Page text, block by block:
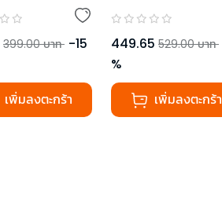
399.00 บาท -15
เพิ่มลงตะกร้า
449.65 529.00 บาท
%
เพิ่มลงตะกร้า